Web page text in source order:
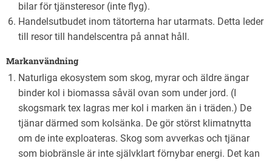
bilar för tjänsteresor (inte flyg).
Handelsutbudet inom tätorterna har utarmats. Detta leder
till resor till handelscentra på annat håll.
Markanvändning
Naturliga ekosystem som skog, myrar och äldre ängar
binder kol i biomassa såväl ovan som under jord. (I
skogsmark tex lagras mer kol i marken än i träden.) De
tjänar därmed som kolsänka. De gör störst klimatnytta
om de inte exploateras. Skog som avverkas och tjänar
som biobränsle är inte självklart förnybar energi. Det kan